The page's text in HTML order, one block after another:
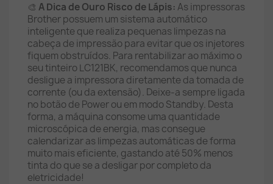
🎨 A Dica de Ouro Risco de Lápis:As impressoras
Brother possuem um sistema automático
inteligente que realiza pequenas limpezas na
cabeça de impressão para evitar que os injetores
fiquem obstruídos. Para rentabilizar ao máximo o
seu tinteiro LC121BK, recomendamos que nunca
desligue a impressora diretamente da tomada de
corrente (ou da extensão). Deixe-a sempre ligada
no botão de Power ou em modo Standby. Desta
forma, a máquina consome uma quantidade
microscópica de energia, mas consegue
calendarizar as limpezas automáticas de forma
muito mais eficiente, gastando até 50% menos
tinta do que se a desligar por completo da
eletricidade!